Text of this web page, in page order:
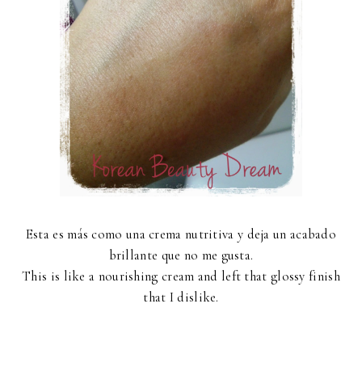
Esta es más como una crema nutritiva y deja un acabado
brillante que no me gusta.
This is like a nourishing cream and left that glossy finish
that I dislike.